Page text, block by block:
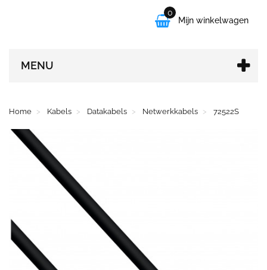

0
Mijn winkelwagen
MENU
Home Kabels Datakabels Netwerkkabels 72522S